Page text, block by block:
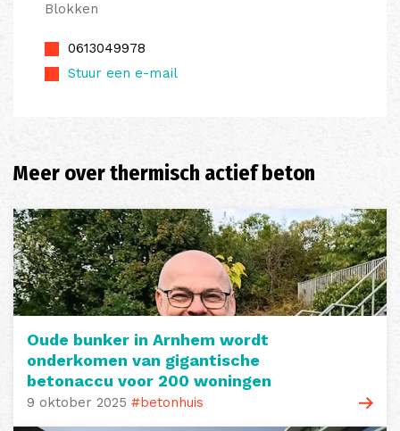
Blokken
0613049978
Stuur een e-mail
Meer over thermisch actief beton
Oude bunker in Arnhem wordt
onderkomen van gigantische
betonaccu voor 200 woningen
9 oktober 2025 #betonhuis